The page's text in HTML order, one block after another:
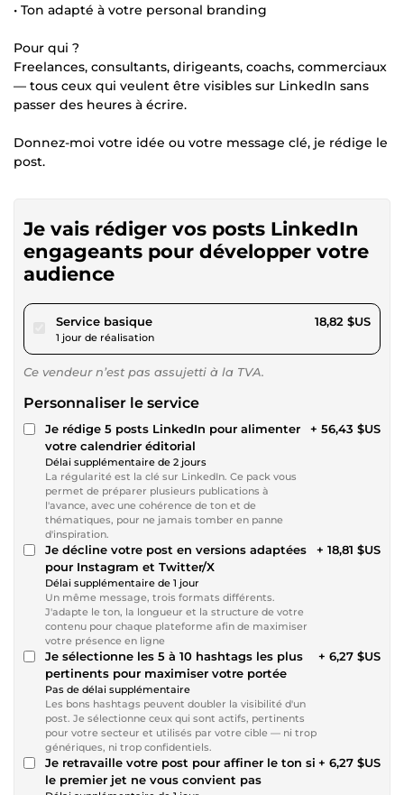
• Ton adapté à votre personal branding
Pour qui ?
Freelances, consultants, dirigeants, coachs, commerciaux
— tous ceux qui veulent être visibles sur LinkedIn sans
passer des heures à écrire.
Donnez-moi votre idée ou votre message clé, je rédige le
post.
Je vais rédiger vos posts LinkedIn
engageants pour développer votre
audience
Service basiquepour 17,34 $US
1 jour de réalisation
18,82 $US
Ce vendeur n’est pas assujetti à la TVA.
Personnaliser le service
Je rédige 5 posts LinkedIn pour alimenter
votre calendrier éditorial
Délai supplémentaire de 2 jours
La régularité est la clé sur LinkedIn. Ce pack vous
permet de préparer plusieurs publications à
l'avance, avec une cohérence de ton et de
thématiques, pour ne jamais tomber en panne
d'inspiration.
+ 56,43 $US
Je décline votre post en versions adaptées
pour Instagram et Twitter/X
Délai supplémentaire de 1 jour
Un même message, trois formats différents.
J'adapte le ton, la longueur et la structure de votre
contenu pour chaque plateforme afin de maximiser
votre présence en ligne
+ 18,81 $US
Je sélectionne les 5 à 10 hashtags les plus
pertinents pour maximiser votre portée
Pas de délai supplémentaire
Les bons hashtags peuvent doubler la visibilité d'un
post. Je sélectionne ceux qui sont actifs, pertinents
pour votre secteur et utilisés par votre cible — ni trop
génériques, ni trop confidentiels.
+ 6,27 $US
Je retravaille votre post pour affiner le ton si
le premier jet ne vous convient pas
+ 6,27 $US